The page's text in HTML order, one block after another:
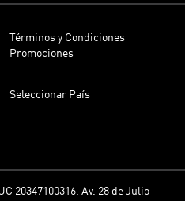
Términos y Condiciones
Promociones
Seleccionar País
20347100316. Av. 28 de Julio